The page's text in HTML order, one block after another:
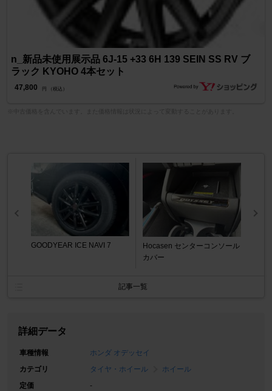
n_新品未使用展示品 6J-15 +33 6H 139 SEIN SS RV ブ
ラック KYOHO 4本セット
47,800 円 （税込）
GOODYEAR ICE NAVI 7
Hocasen センターコンソール
カバー
記事一覧
詳細データ
車種情報
ホンダ オデッセイ
カテゴリ
タイヤ・ホイール
ホイール
定価
-